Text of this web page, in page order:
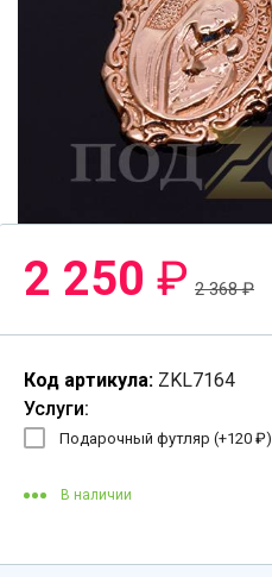
2 250 ₽ 2 368₽
Код артикула: ZKL7164
Услуги:
Подарочный футляр (+120 ₽)
В наличии